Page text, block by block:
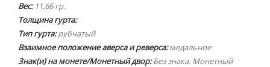
Вес:11,66 гр.
Толщина гурта:
Тип гурта:рубчатый
Взаимное положение аверса и реверса:медальное
Знак(и) на монете/Монетный двор:Без знака. Монетный